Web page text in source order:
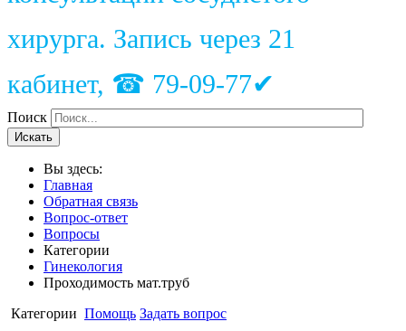
хирурга. Запись через 21
кабинет, ☎ 79-09-77✔
Поиск
Искать
Вы здесь:
Главная
Обратная связь
Вопрос-ответ
Вопросы
Категории
Гинекология
Проходимость мат.труб
Категории Помощь Задать вопрос